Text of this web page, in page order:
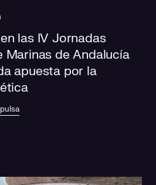
las IV Jornadas
Marinas de Andalucía
apuesta por la